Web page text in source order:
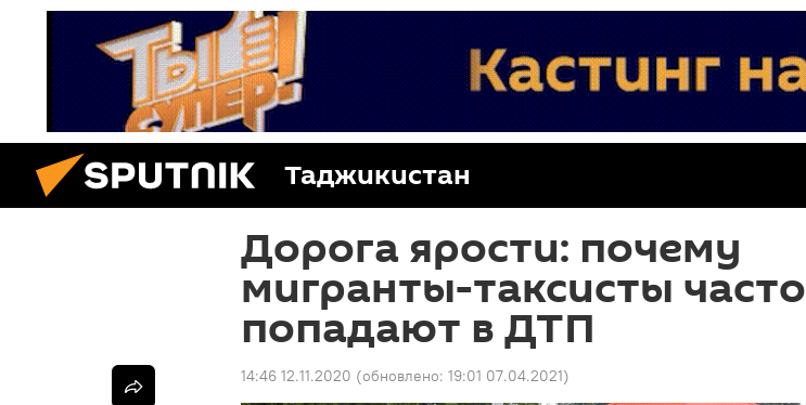
Таджикистан
Дорога ярости: почему
мигранты-таксисты часто
попадают в ДТП
14:46 12.11.2020 (обновлено: 19:01 07.04.2021)